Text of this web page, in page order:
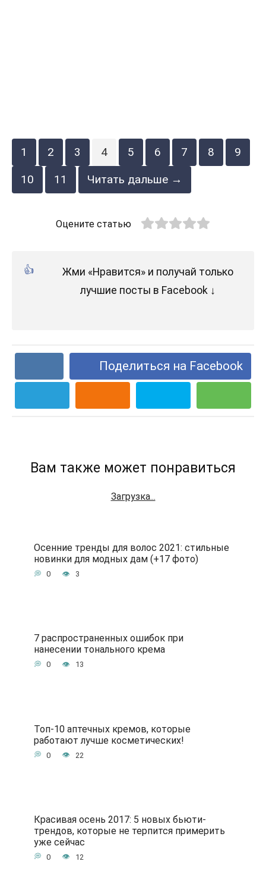
1 2 3 4 5 6 7 8
9
10
11 Читать дальше →
Оцените статью
Жми «Нравится» и получай только
лучшие посты в Facebook ↓
Поделиться на Facebook
Вам также может понравиться
Загрузка...
Осенние тренды для волос 2021: стильные
новинки для модных дам (+17 фото)
0 3
7 распространенных ошибок при
нанесении тонального крема
0 13
Топ-10 аптечных кремов, которые
работают лучше косметических!
0 22
Красивая осень 2017: 5 новых бьюти-
трендов, которые не терпится примерить
уже сейчас
0 12